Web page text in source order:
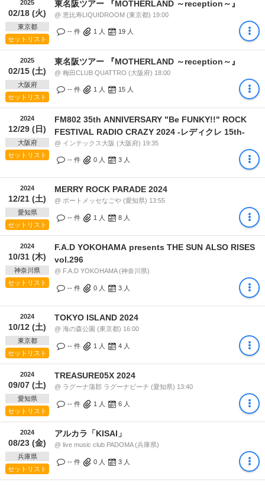
2025
02/18 (火)
東京都
セットリスト
東名阪ツアー 『MOTHERLAND ～reception～』
@ 恵比寿LIQUIDROOM (東京都) 19:00
-- 件 1 人 19 人
2025
02/15 (土)
大阪府
セットリスト
東名阪ツアー 『MOTHERLAND ～reception～』
@ 梅田CLUB QUATTRO (大阪府) 18:00
-- 件 1 人 15 人
2024
12/29 (日)
大阪府
セットリスト
FM802 35th ANNIVERSARY "Be FUNKY!!" ROCK
FESTIVAL RADIO CRAZY 2024 -レディクレ 15th-
@ インテックス大阪 (大阪府) 19:35
-- 件 0 人 3 人
2024
12/21 (土)
愛知県
セットリスト
MERRY ROCK PARADE 2024
@ ポートメッセなごや (愛知県) 13:55
-- 件 1 人 8 人
2024
10/31 (木)
神奈川県
セットリスト
F.A.D YOKOHAMA presents THE SUN ALSO RISES
vol.296
@ F.A.D YOKOHAMA (神奈川県)
-- 件 0 人 3 人
2024
10/12 (土)
東京都
セットリスト
TOKYO ISLAND 2024
@ 海の森公園 (東京都) 16:00
-- 件 1 人 4 人
2024
09/07 (土)
愛知県
セットリスト
TREASURE05X 2024
@ ラグーナ蒲郡 ラグーナビーチ (愛知県) 13:40
-- 件 1 人 6 人
2024
08/23 (金)
兵庫県
セットリスト
アルカラ「KISAI」
@ live music club PADOMA (兵庫県)
-- 件 0 人 3 人